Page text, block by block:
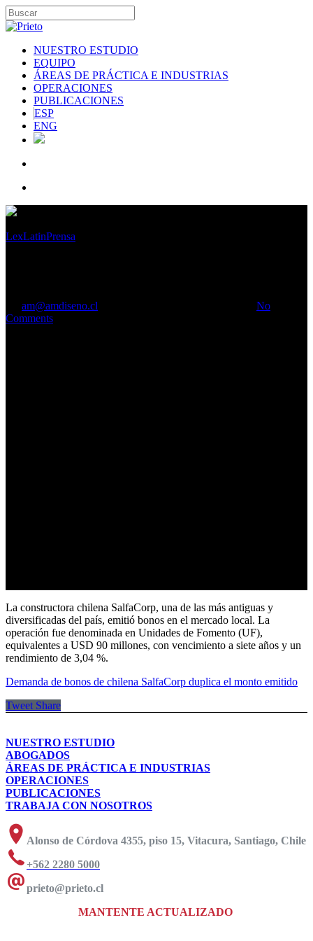
NUESTRO ESTUDIO
EQUIPO
ÁREAS DE PRÁCTICA E INDUSTRIAS
OPERACIONES
PUBLICACIONES
ESP
ENG
LexLatinPrensa
am@amdiseno.cl
No
Comments
La constructora chilena SalfaCorp, una de las más antiguas y
diversificadas del país, emitió bonos en el mercado local. La
operación fue denominada en Unidades de Fomento (UF),
equivalentes a USD 90 millones, con vencimiento a siete años y un
rendimiento de 3,04 %.
Demanda de bonos de chilena SalfaCorp duplica el monto emitido
Tweet Share
NUESTRO ESTUDIO
ABOGADOS
ÁREAS DE PRÁCTICA E INDUSTRIAS
OPERACIONES
PUBLICACIONES
TRABAJA CON NOSOTROS
Alonso de Córdova 4355, piso 15, Vitacura, Santiago, Chile
+562 2280 5000
prieto@prieto.cl
MANTENTE ACTUALIZADO